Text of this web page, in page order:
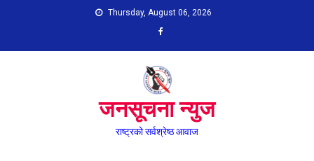
Thursday, August 06, 2026
जनसूचना न्युज
राष्ट्रको सर्वश्रेष्ठ आवाज